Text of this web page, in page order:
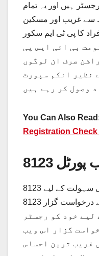
ہیں اور یہ تمام
سے غریب اور مسکین
کا پی ٹی ایم سکور
حکومت بی ائی ایس پی
صرف ان لوگوں
نظیر انکم سپورٹ
وصول کر رہے ہیں
You Can Also
Registration
پورٹل
8123 احساس راشن پورٹل عوام کی سہولت کے لیے
بنایا گیا ہے. جس کے ذریعے درخواست گزار 8123
خود کو رجسٹر
گزار اس ویب
قریب ترین احساس